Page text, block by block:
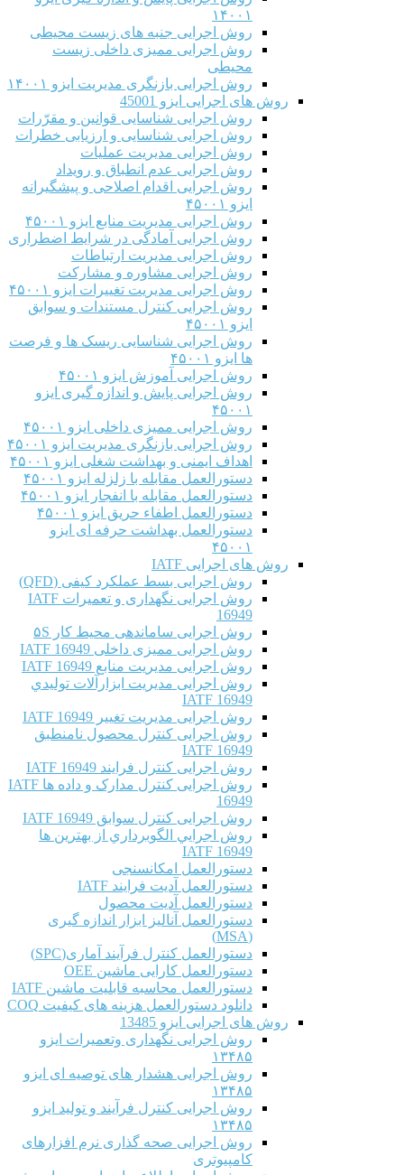
۱۴۰۰۱
روش اجرایی جنبه های زیست محیطی
روش اجرایی ممیزی داخلی زیست
محیطی
روش اجرایی بازنگری مدیریت ایزو ۱۴۰۰۱
روش های اجرایی ایزو 45001
روش اجرایی شناسایی قوانین و مقرّرات
روش اجرایی شناسایی و ارزیابی خطرات
روش اجرایی مدیریت عملیات
روش اجرایی عدم انطباق و رویداد
روش اجرایی اقدام اصلاحی و پیشگیرانه
ایزو ۴۵۰۰۱
روش اجرایی مدیریت منابع ایزو ۴۵۰۰۱
روش اجرایی آمادگی در شرایط اضطراری
روش اجرایی مدیریت ارتباطات
روش اجرایی مشاوره و مشارکت
روش اجرایی مدیریت تغییرات ایزو ۴۵۰۰۱
روش اجرایی کنترل مستندات و سوابق
ایزو ۴۵۰۰۱
روش اجرایی شناسایی ریسک ها و فرصت
ها ایزو ۴۵۰۰۱
روش اجرایی آموزش ایزو ۴۵۰۰۱
روش اجرایی پایش و اندازه گیری ایزو
۴۵۰۰۱
روش اجرایی ممیزی داخلی ایزو ۴۵۰۰۱
روش اجرایی بازنگری مدیریت ایزو ۴۵۰۰۱
اهداف ایمنی و بهداشت شغلی ایزو ۴۵۰۰۱
دستورالعمل مقابله با زلزله ایزو ۴۵۰۰۱
دستورالعمل مقابله با انفجار ایزو ۴۵۰۰۱
دستورالعمل اطفاء حریق ایزو ۴۵۰۰۱
دستورالعمل بهداشت حرفه ای ایزو
۴۵۰۰۱
روش های اجرایی IATF
روش اجرایی بسط عملکرد کیفی (QFD)
روش اجرایی نگهداری و تعمیرات IATF
16949
روش اجرایی ساماندهی محیط کار ۵S
روش اجرایی ممیزی داخلی IATF 16949
روش اجرایی مدیریت منابع IATF 16949
روش اجرایی مديريت ابزارآلات توليدي
IATF 16949
روش اجرایی مدیریت تغییر IATF 16949
روش اجرایی کنترل محصول نامنطبق
IATF 16949
روش اجرایی کنترل فرایند IATF 16949
روش اجرایی کنترل مدارک و داده ها IATF
16949
روش اجرایی کنترل سوابق IATF 16949
روش اجرايي الگوبرداري از بهترين ها
IATF 16949
دستورالعمل امکانسنجی
دستورالعمل آدیت فرایند IATF
دستورالعمل آدیت محصول
دستورالعمل آنالیز ابزار اندازه گیری
(MSA)
دستورالعمل کنترل فرآیند آماری(SPC)
دستورالعمل کارایی ماشین OEE
دستورالعمل محاسبه قابلیت ماشین IATF
دانلود دستورالعمل هزینه های کیفیت COQ
روش های اجرایی ایزو 13485
روش اجرایی نگهداری وتعمیرات ایزو
۱۳۴۸۵
روش اجرایی هشدار های توصیه ای ایزو
۱۳۴۸۵
روش اجرایی کنترل فرآیند و تولید ایزو
۱۳۴۸۵
روش اجرایی صحه گذاری نرم افزارهای
کامپیوتری